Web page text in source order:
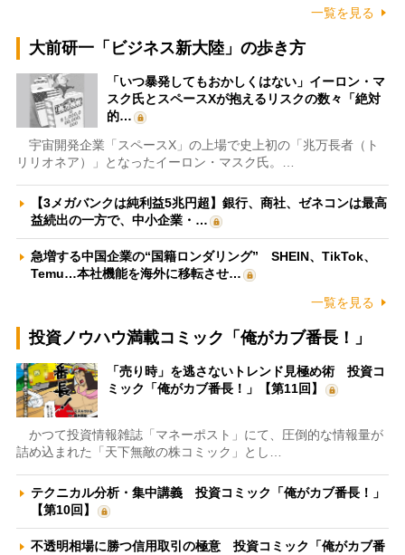
一覧を見る
大前研一「ビジネス新大陸」の歩き方
「いつ暴発してもおかしくはない」イーロン・マ
スク氏とスペースXが抱えるリスクの数々「絶対
的…
宇宙開発企業「スペースX」の上場で史上初の「兆万長者（ト
リリオネア）」となったイーロン・マスク氏。…
【3メガバンクは純利益5兆円超】銀行、商社、ゼネコンは最高
益続出の一方で、中小企業・…
急増する中国企業の“国籍ロンダリング” SHEIN、TikTok、
Temu…本社機能を海外に移転させ…
一覧を見る
投資ノウハウ満載コミック「俺がカブ番長！」
「売り時」を逃さないトレンド見極め術 投資コ
ミック「俺がカブ番長！」【第11回】
かつて投資情報雑誌「マネーポスト」にて、圧倒的な情報量が
詰め込まれた「天下無敵の株コミック」とし…
テクニカル分析・集中講義 投資コミック「俺がカブ番長！」
【第10回】
不透明相場に勝つ信用取引の極意 投資コミック「俺がカブ番